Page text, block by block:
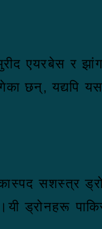
एयरबेस र
पुगेका छन्,
सशस्त्र